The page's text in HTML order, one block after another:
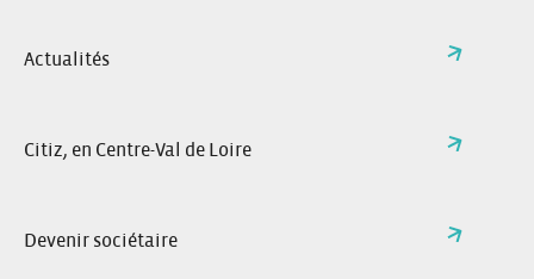
Actualités
Citiz, en Centre-Val de Loire
Devenir sociétaire